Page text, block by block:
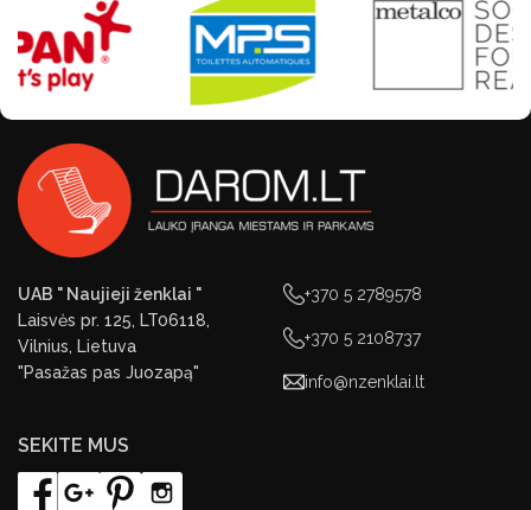
UAB " Naujieji ženklai "
Laisvės pr. 125, LT06118,
Vilnius, Lietuva
"Pasažas pas Juozapą"
+370 5 2789578
+370 5 2108737
info@nzenklai.lt
SEKITE MUS